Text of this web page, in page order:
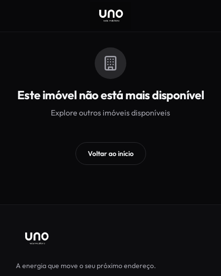
Este imóvel não está mais disponível
Explore outros imóveis disponíveis
Voltar ao início
A energia que move o seu próximo endereço.